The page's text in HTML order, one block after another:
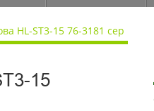
HL-ST3-15 76-3181 сер
15